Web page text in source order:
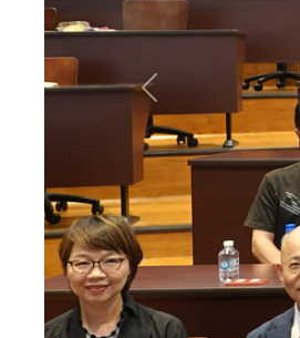
Previous